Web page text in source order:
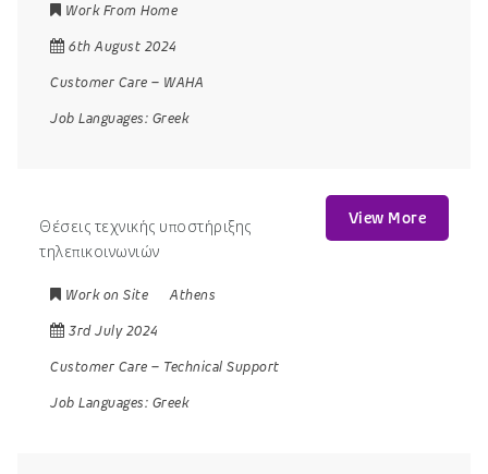
Work From Home
6th August 2024
Customer Care – WAHA
Job Languages: Greek
Θέσεις τεχνικής υποστήριξης
τηλεπικοινωνιών
Work on Site
Athens
3rd July 2024
Customer Care – Technical Support
Job Languages: Greek
View More